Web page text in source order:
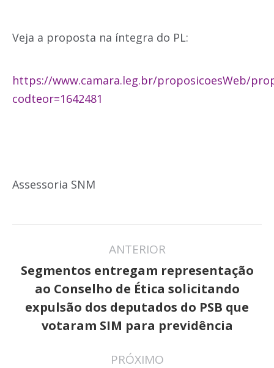
Veja a proposta na íntegra do PL:
https://www.camara.leg.br/proposicoesWeb/
codteor=1642481
Assessoria SNM
de
post:
ANTERIOR
Post
anterior:
Segmentos entregam representação
ao Conselho de Ética solicitando
expulsão dos deputados do PSB que
votaram SIM para previdência
PRÓXIMO